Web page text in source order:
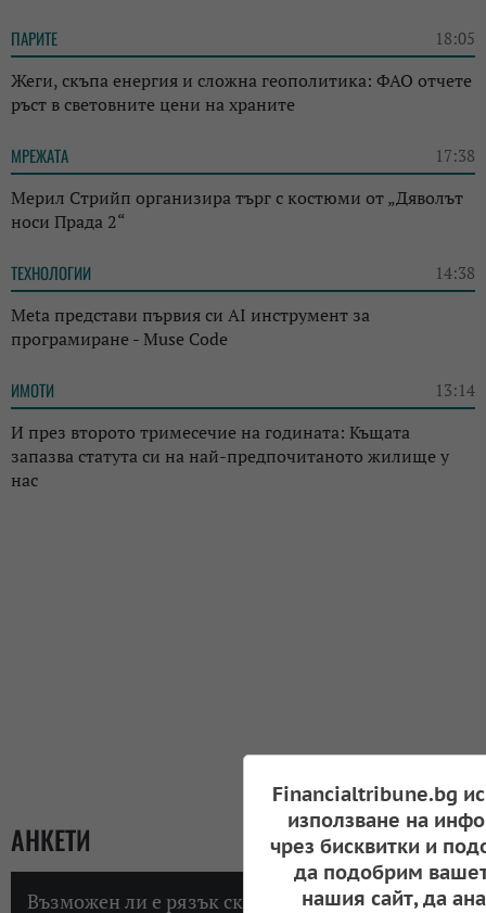
ПАРИТЕ 18:05
Жеги, скъпа енергия и сложна геополитика: ФАО отчете
ръст в световните цени на храните
МРЕЖАТА 17:38
Мерил Стрийп организира търг с костюми от „Дяволът
носи Прада 2“
ТЕХНОЛОГИИ 14:38
Meta представи първия си AI инструмент за
програмиране - Muse Code
ИМОТИ 13:14
И през второто тримесечие на годината: Къщата
запазва статута си на най-предпочитаното жилище у
нас
АНКЕТИ
Възможен ли е рязък скок на инфлацията в
Financialtribune.bg
използване на
чрез бисквитки и
да подобрим
нашия сайт, да